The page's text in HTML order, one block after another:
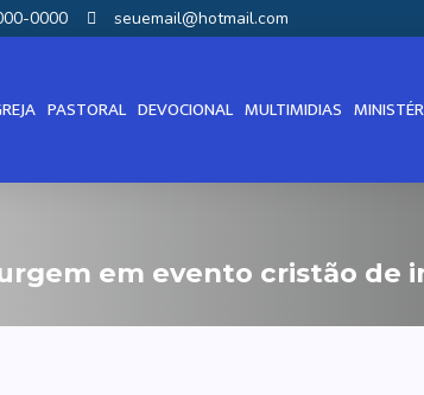
0000 seuemail@hotmail.com
PASTORAL DEVOCIONAL MULTIMIDIAS
em evento cristão de